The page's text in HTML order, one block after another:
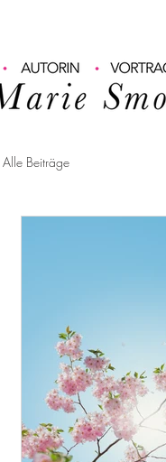
Alle Beiträge